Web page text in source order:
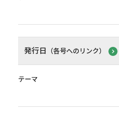
発行日 （各号へのリンク）
テーマ